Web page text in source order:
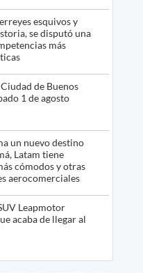
esquivos y
se disputó una
más
de Buenos
1 de agosto
un nuevo destino
Latam tiene
cómodos y otras
aerocomerciales
Leapmotor
acaba de llegar al